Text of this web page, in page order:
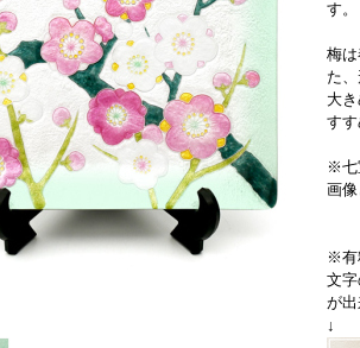
す。
梅
た
大
すす
※七
画
※有
文
が出
↓